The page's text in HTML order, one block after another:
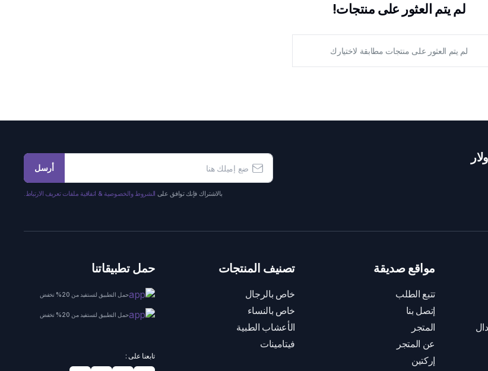
لم يتم العثور على منتجات!
لم يتم العثور على منتجات مطابقة لاختيارك
أرسل
بالاشتراك فإنك توافق على الشروط والخصوصية & اتفاقية ملفات تعريف الارتباط.
مواقع صديقة
تتبع الطلب
إتصل بنا
المتجر
عن المتجر
إركتين
تصنيف المنتجات
خاص بالرجال
خاص بالنساء
الأعشاب الطبية
فيتامينات
حمل تطبيقاتنا
حمل التطبيق لتستفيد من 20% تخفض
حمل التطبيق لتستفيد من 20% تخفض
تابعنا على :